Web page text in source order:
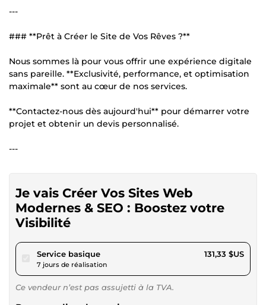
---
### **Prêt à Créer le Site de Vos Rêves ?**
Nous sommes là pour vous offrir une expérience digitale
sans pareille. **Exclusivité, performance, et optimisation
maximale** sont au cœur de nos services.
**Contactez-nous dès aujourd'hui** pour démarrer votre
projet et obtenir un devis personnalisé.
---
Je vais Créer Vos Sites Web
Modernes & SEO : Boostez votre
Visibilité
Service basiquepour 121,04 $US
7 jours de réalisation
131,33 $US
Ce vendeur n’est pas assujetti à la TVA.